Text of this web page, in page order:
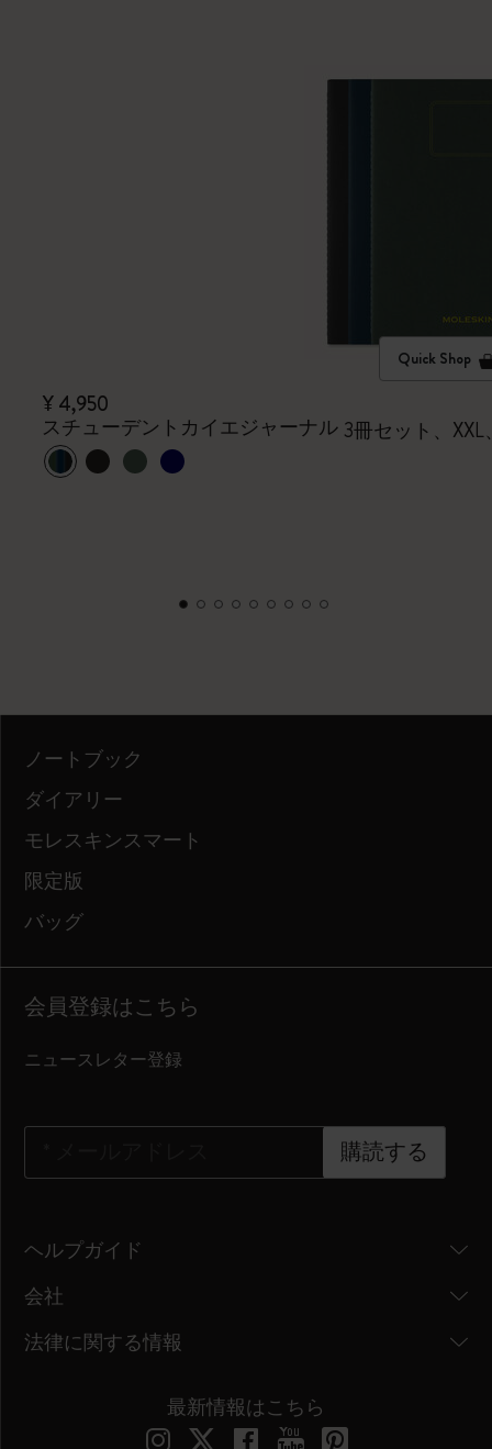
Quick Shop
¥ 4,950
スチューデントカイエジャーナル 3冊セット、
ノートブック
ダイアリー
モレスキンスマート
限定版
バッグ
会員登録はこちら
ニュースレター登録
購読する
ヘルプガイド
会社
法律に関する情報
最新情報はこちら